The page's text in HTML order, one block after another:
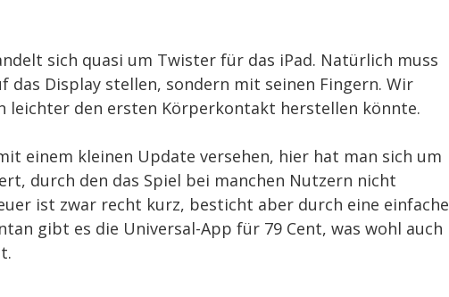
sich quasi um Twister für das iPad. Natürlich muss
das Display stellen, sondern mit seinen Fingern. Wir
leichter den ersten Körperkontakt herstellen könnte.
einem kleinen Update versehen, hier hat man sich um
durch den das Spiel bei manchen Nutzern nicht
ist zwar recht kurz, besticht aber durch eine einfache
gibt es die Universal-App für 79 Cent, was wohl auch